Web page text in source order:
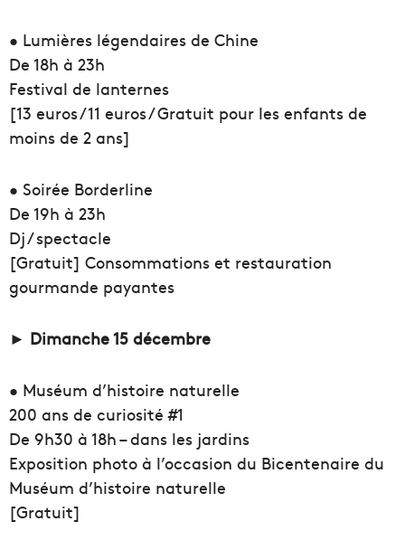
• Lumières légendaires de Chine
De 18h à 23h
Festival de lanternes
[13 euros / 11 euros / Gratuit pour les enfants de
moins de 2 ans]
• Soirée Borderline
De 19h à 23h
Dj / spectacle
[Gratuit] Consommations et restauration
gourmande payantes
► Dimanche 15 décembre
• Muséum d’histoire naturelle
200 ans de curiosité #1
De 9h30 à 18h – dans les jardins
Exposition photo à l’occasion du Bicentenaire du
Muséum d’histoire naturelle
[Gratuit]